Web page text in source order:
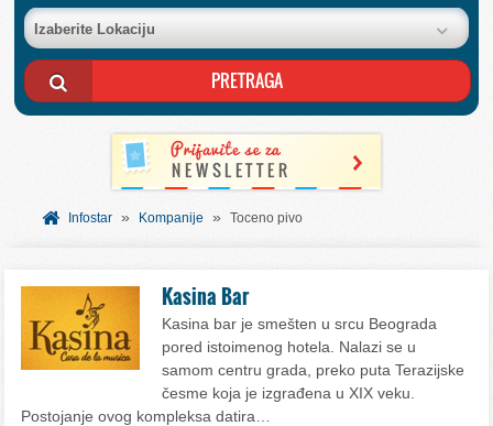
POSLOVNI OGLASI
AKCIJE I KATALOZI
BESPLATNI VAUČERI
SVET INFORMACIJA
Izaberite Lokaciju
Infostar » Kompanije » Toceno pivo
Kasina Bar
Kasina bar je smešten u srcu Beograda
pored istoimenog hotela. Nalazi se u
samom centru grada, preko puta Terazijske
česme koja je izgrađena u XIX veku.
Postojanje ovog kompleksa datira…